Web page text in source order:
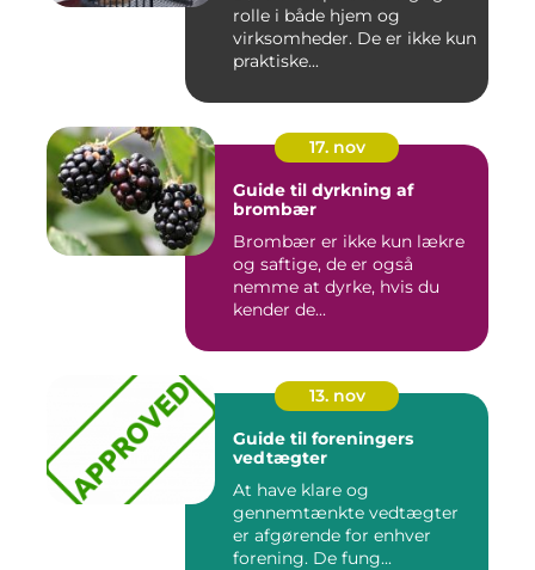
rolle i både hjem og
virksomheder. De er ikke kun
praktiske...
17. nov
Guide til dyrkning af
brombær
Brombær er ikke kun lækre
og saftige, de er også
nemme at dyrke, hvis du
kender de...
13. nov
Guide til foreningers
vedtægter
At have klare og
gennemtænkte vedtægter
er afgørende for enhver
forening. De fung...